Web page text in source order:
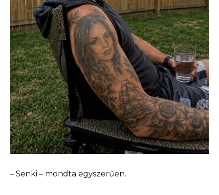
– Senki – mondta egyszerűen.